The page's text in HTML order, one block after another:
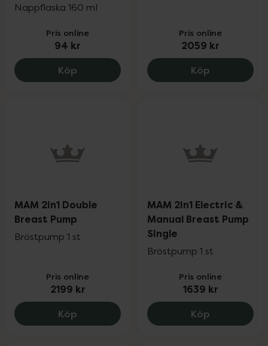
Nappflaska 160 ml
Pris online
94 kr
Köp MAM Anti-Colic Nappflaska Från 0+
Pris online
2059 kr
Köp MAM
MAM 2in1 Double
Breast Pump
Bröstpump 1 st
Pris online
2199 kr
Köp MAM 2in1 Double Breast Pump, 2199 kr.
MAM 2In1 Electric &
Manual Breast Pump
Single
Bröstpump 1 st
Pris online
1639 kr
Köp MAM 2In1